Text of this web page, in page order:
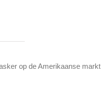
op de Amerikaanse markt